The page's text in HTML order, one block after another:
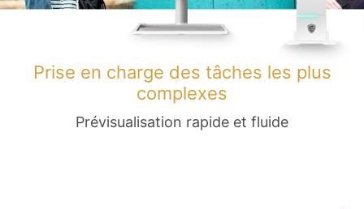
Prise en charge des tâches les plus
complexes
Prévisualisation rapide et fluide